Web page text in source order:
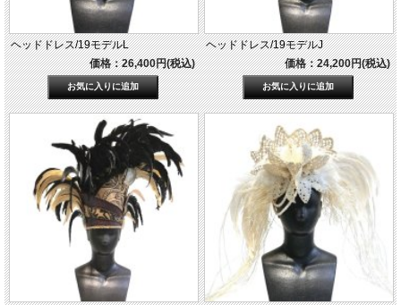
ヘッドドレス/19モデルL
価格：26,400円(税込)
ヘッドドレス/19モデルJ
価格：24,200円(税込)